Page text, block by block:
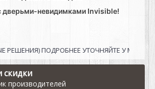
дверьми-невидимками Invisible!
ПОДРОБНЕЕ УТОЧНЯЙТЕ У МЕНЕДЖЕРОВ
скидки
производителей